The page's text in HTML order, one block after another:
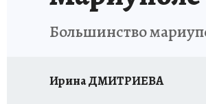
Большинство
Ирина ДМИТРИЕВА